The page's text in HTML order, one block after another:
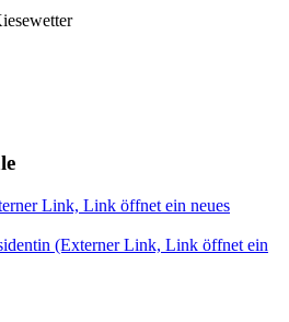
Link, Link öffnet ein neues
(Externer Link, Link öffnet ein